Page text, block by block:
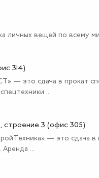
личных вещей по всему
314)
— это сдача в прокат
...
строение 3 (офис 305)
— это сдача в
Аренда ...